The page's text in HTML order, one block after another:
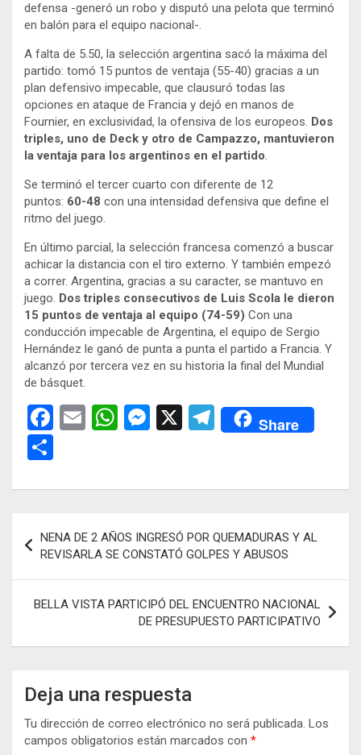
defensa -generó un robo y disputó una pelota que terminó
en balón para el equipo nacional-.
A falta de 5.50, la selección argentina sacó la máxima del
partido: tomó 15 puntos de ventaja (55-40) gracias a un
plan defensivo impecable, que clausuró todas las
opciones en ataque de Francia y dejó en manos de
Fournier, en exclusividad, la ofensiva de los europeos. Dos
triples, uno de Deck y otro de Campazzo, mantuvieron
la ventaja para los argentinos en el partido.
Se terminó el tercer cuarto con diferente de 12
puntos: 60-48 con una intensidad defensiva que define el
ritmo del juego.
En último parcial, la selección francesa comenzó a buscar
achicar la distancia con el tiro externo. Y también empezó
a correr. Argentina, gracias a su caracter, se mantuvo en
juego. Dos triples consecutivos de Luis Scola le dieron
15 puntos de ventaja al equipo (74-59) Con una
conducción impecable de Argentina, el equipo de Sergio
Hernández le ganó de punta a punta el partido a Francia. Y
alcanzó por tercera vez en su historia la final del Mundial
de básquet.
F
b
o
k
E
W
s
p
p
M
n
er
X
T
gr
m
Share
m
p
ar
tir
Navegación
de
entradas
NENA DE 2 AÑOS INGRESÓ POR QUEMADURAS Y AL
REVISARLA SE CONSTATÓ GOLPES Y ABUSOS
BELLA VISTA PARTICIPÓ DEL ENCUENTRO NACIONAL
DE PRESUPUESTO PARTICIPATIVO
Deja una respuesta
Tu dirección de correo electrónico no será publicada. Los
campos obligatorios están marcados con *